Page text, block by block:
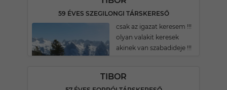
59 ÉVES SZEGILONGI TÁRSKERESŐ
csak az igazat keresem !!!
olyan valakit keresek
akinek van szabadideje !!!
TIBOR